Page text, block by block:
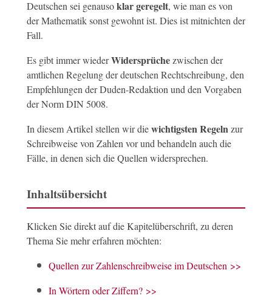
Deutschen sei genausoklar geregelt, wie man es von
der Mathematik sonst gewohnt ist. Dies ist mitnichten der
Fall.
Es gibt immer wiederWidersprüchezwischen der
amtlichen Regelung der deutschen Rechtschreibung, den
Empfehlungen der Duden-Redaktion und den Vorgaben
der Norm DIN 5008.
In diesem Artikel stellen wir diewichtigsten Regeln zur
Schreibweise von Zahlen vor und behandeln auch die
Fälle, in denen sich die Quellen widersprechen.
Inhaltsübersicht
Klicken Sie direkt auf die Kapitelüberschrift, zu deren
Thema Sie mehr erfahren möchten:
Quellen zur Zahlenschreibweise im Deutschen >>
In Wörtern oder Ziffern? >>